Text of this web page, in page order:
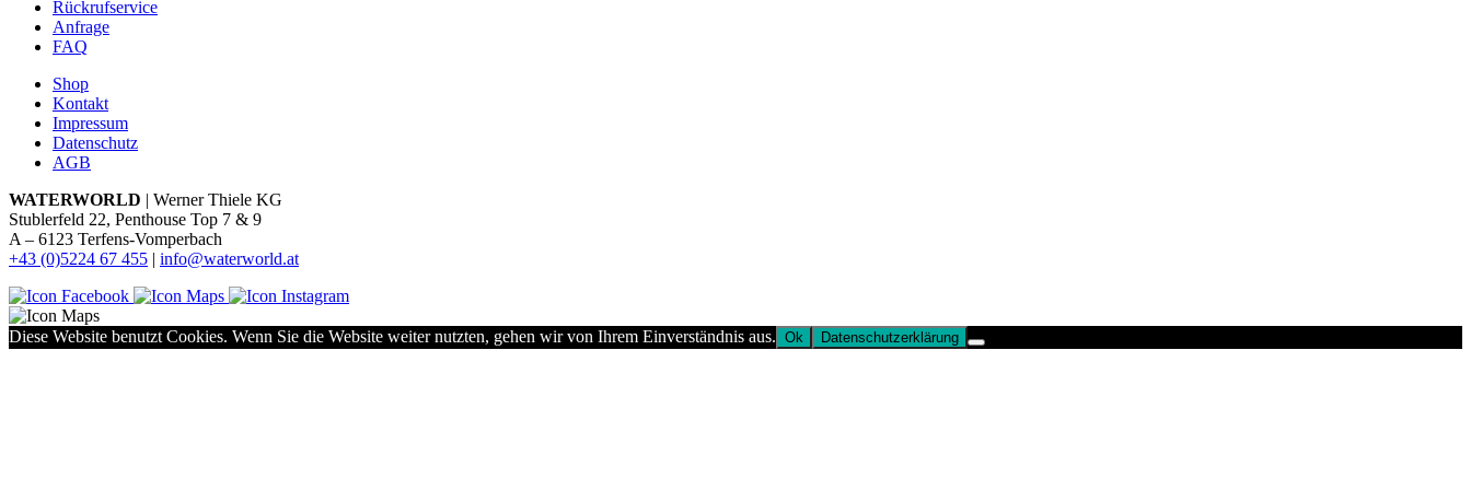
Rückrufservice
Anfrage
FAQ
Shop
Kontakt
Impressum
Datenschutz
AGB
WATERWORLD | Werner Thiele KG
Stublerfeld 22, Penthouse Top 7 & 9
A – 6123 Terfens-Vomperbach
+43 (0)5224 67 455 | info@waterworld.at
Diese Website benutzt Cookies. Wenn Sie die Website weiter nutzten, gehen wir von Ihrem Einverständnis aus. Ok Datenschutzerklärung